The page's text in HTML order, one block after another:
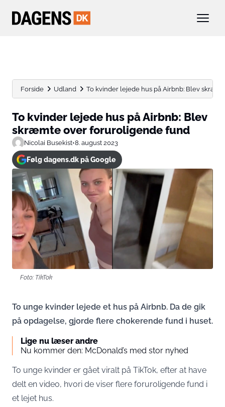
Forside Udland To kvinder lejede hus på Airbnb: Blev
To kvinder lejede hus på Airbnb: Blev
skræmte over foruroligende fund
Nicolai Busekist•8. august 2023
Følg dagens.dk på Google
Foto: TikTok
To unge kvinder lejede et hus på Airbnb. Da de gik
på opdagelse, gjorde flere chokerende fund i huset.
Lige nu læser andre
Nu kommer den: McDonald’s med stor nyhed
To unge kvinder er gået viralt på TikTok, efter at have
delt en video, hvori de viser flere foruroligende fund i
et lejet hus.